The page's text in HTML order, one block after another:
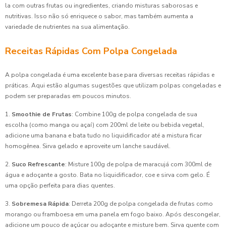
la com outras frutas ou ingredientes, criando misturas saborosas e
nutritivas. Isso não só enriquece o sabor, mas também aumenta a
variedade de nutrientes na sua alimentação.
Receitas Rápidas Com Polpa Congelada
A polpa congelada é uma excelente base para diversas receitas rápidas e
práticas. Aqui estão algumas sugestões que utilizam polpas congeladas e
podem ser preparadas em poucos minutos.
1. Smoothie de Frutas: Combine 100g de polpa congelada de sua
escolha (como manga ou açaí) com 200ml de leite ou bebida vegetal,
adicione uma banana e bata tudo no liquidificador até a mistura ficar
homogênea. Sirva gelado e aproveite um lanche saudável.
2. Suco Refrescante: Misture 100g de polpa de maracujá com 300ml de
água e adoçante a gosto. Bata no liquidificador, coe e sirva com gelo. É
uma opção perfeita para dias quentes.
3. Sobremesa Rápida: Derreta 200g de polpa congelada de frutas como
morango ou framboesa em uma panela em fogo baixo. Após descongelar,
adicione um pouco de açúcar ou adoçante e misture bem. Sirva quente com